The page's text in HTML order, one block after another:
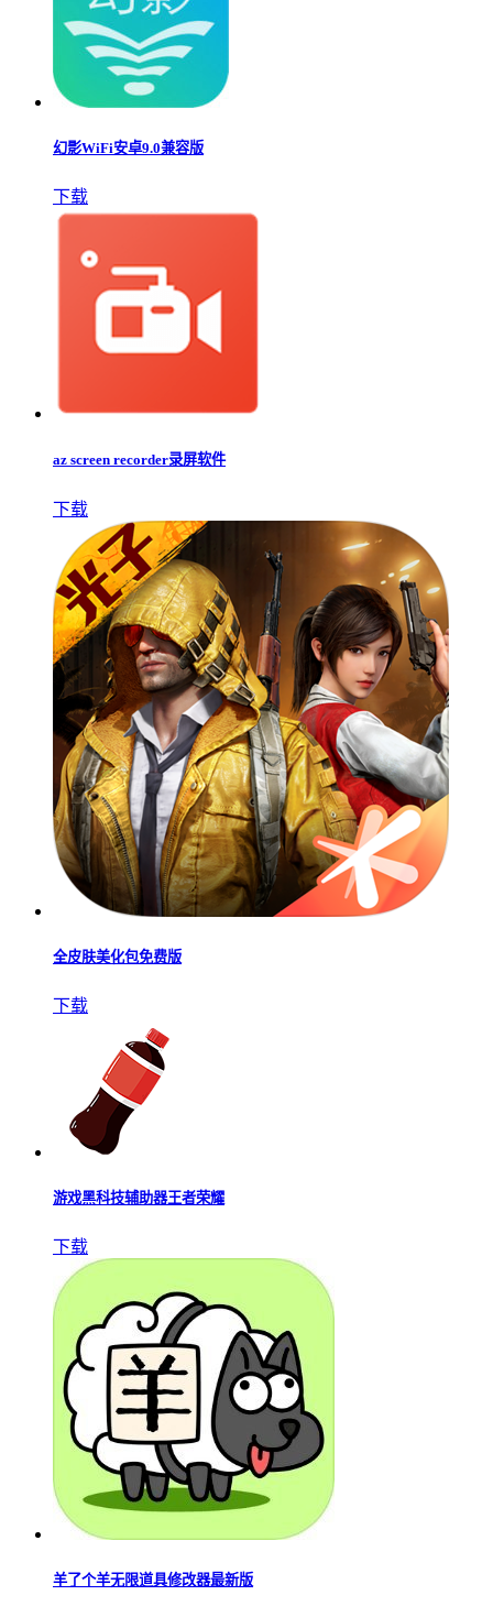
幻影WiFi安卓9.0兼容版
下载
az screen recorder录屏软件
下载
全皮肤美化包免费版
下载
游戏黑科技辅助器王者荣耀
下载
羊了个羊无限道具修改器最新版